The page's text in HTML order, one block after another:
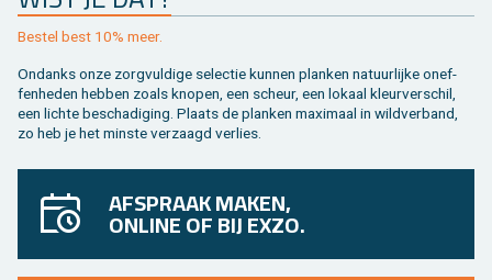
Be­stel best 10% meer.
On­danks onze zorg­vul­di­ge se­lec­tie kun­nen plan­ken na­tuur­lij­ke on­ef­
fen­he­den heb­ben zoals kno­pen, een scheur, een lo­kaal kleur­ver­schil,
een lich­te be­scha­di­ging. Plaats de plan­ken maxi­maal in wild­ver­band,
zo heb je het min­ste ver­zaagd ver­lies.
AFSPRAAK MAKEN,
ONLINE OF BIJ EXZO.